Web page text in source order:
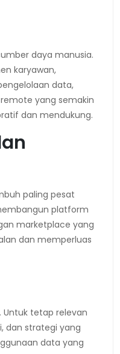
daya manusia.
karyawan,
data,
yang semakin
dan mendukung.
paling pesat
platform
marketplace yang
dan memperluas
Untuk tetap relevan
dan strategi yang
data yang